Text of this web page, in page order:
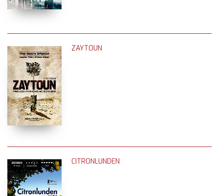
ZAYTOUN
CITRONLUNDEN